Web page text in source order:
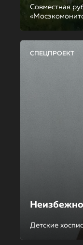
Совместная
СПЕЦПРОЕКТ
Детские